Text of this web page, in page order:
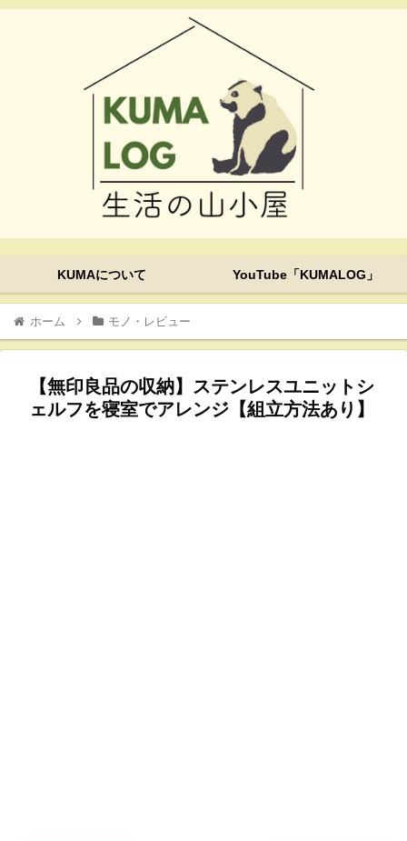
KUMAについて YouTube「KUMALOG」
ホーム モノ・レビュー
【無印良品の収納】ステンレスユニットシ
ェルフを寝室でアレンジ【組立方法あり】